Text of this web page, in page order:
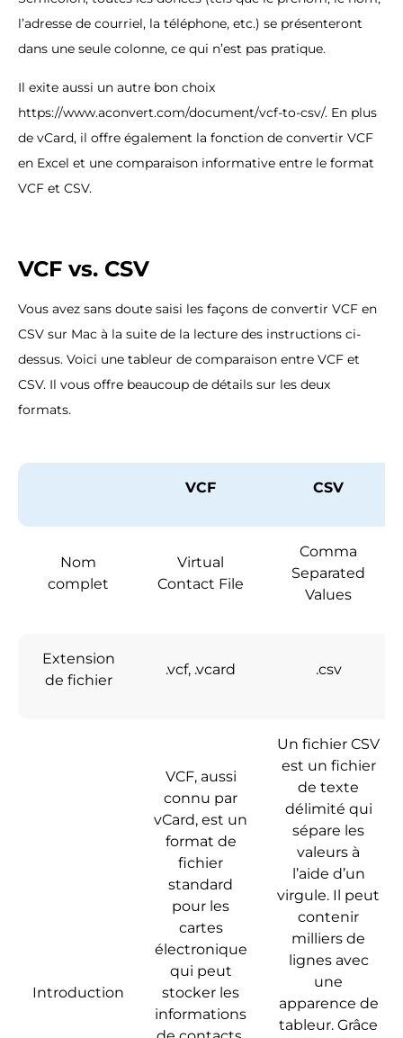
l’adresse de courriel, la téléphone, etc.) se présenteront
dans une seule colonne, ce qui n’est pas pratique.
Il exite aussi un autre bon choix
https://www.aconvert.com/document/vcf-to-csv/. En plus
de vCard, il offre également la fonction de convertir VCF
en Excel et une comparaison informative entre le format
VCF et CSV.
VCF vs. CSV
Vous avez sans doute saisi les façons de convertir VCF en
CSV sur Mac à la suite de la lecture des instructions ci-
dessus. Voici une tableur de comparaison entre VCF et
CSV. Il vous offre beaucoup de détails sur les deux
formats.
VCF CSV
Nom
complet
Virtual
Contact File
Comma
Separated
Values
Extension
de fichier
.vcf, .vcard .csv
Introduction
VCF, aussi
connu par
vCard, est un
format de
fichier
standard
pour les
cartes
électronique
qui peut
stocker les
informations
Un fichier CSV
est un fichier
de texte
délimité qui
sépare les
valeurs à
l’aide d’un
virgule. Il peut
contenir
milliers de
lignes avec
une
apparence de
tableur. Grâce